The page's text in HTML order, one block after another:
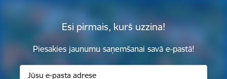
Esi pirmais, kurš uzzina!
Piesakies jaunumu saņemšanai savā e-pastā!